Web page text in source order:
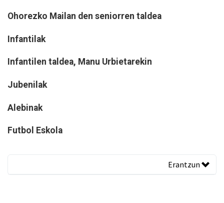
Ohorezko Mailan den seniorren taldea
Infantilak
Infantilen taldea, Manu Urbietarekin
Jubenilak
Alebinak
Futbol Eskola
Erantzun